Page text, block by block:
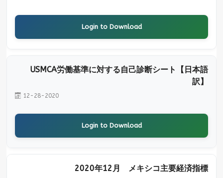
Login to Download
USMCA労働基準に対する自己診断シート【日本語
訳】
12-28-2020
Login to Download
2020年12月 メキシコ主要経済指標